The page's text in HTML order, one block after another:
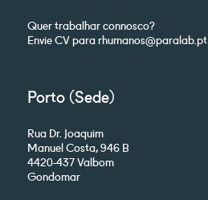
Quer trabalhar connosco?
Envie CV para rhumanos@paralab.pt
Porto (Sede)
Rua Dr. Joaquim
Manuel Costa, 946 B
4420-437 Valbom
Gondomar